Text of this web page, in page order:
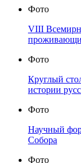
Фото
VIII
Фото
Круглый
истории
Фото
Научный
Собора
Фото